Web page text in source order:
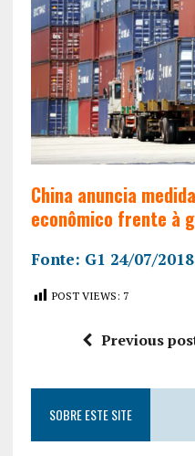
China anuncia
econômico frente à
Fonte: G1 24/07/2018
POST VIEWS: 7
Previous
SOBRE ESTE SITE